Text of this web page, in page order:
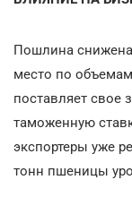
Пошлина снижена
место по
поставляет свое
таможенную
экспортеры уже
тонн пшеницы